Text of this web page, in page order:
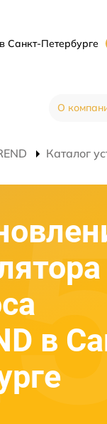
в Санкт-Петербурге
О
Каталог
в